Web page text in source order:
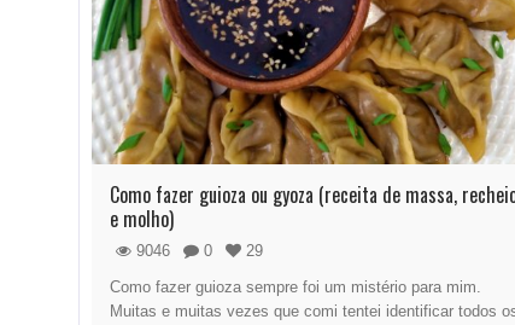
Como fazer guioza ou gyoza (receita de massa,
e molho)
9046 0
29
Como fazer guioza sempre foi um mistério para mim.
Muitas e muitas vezes que comi tentei identificar todos